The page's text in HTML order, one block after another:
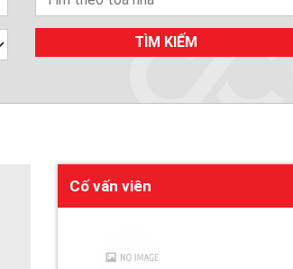
TÌM KIẾM
Cố vấn viên